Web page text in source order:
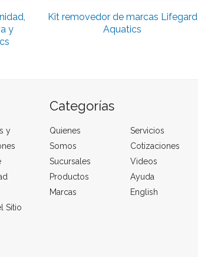
y
Kit removedor de marcas Lifegard
Aquatics
y
Sitio
Categorías
Quienes
Somos
Sucursales
Productos
Marcas
Servicios
Cotizaciones
Videos
Ayuda
English